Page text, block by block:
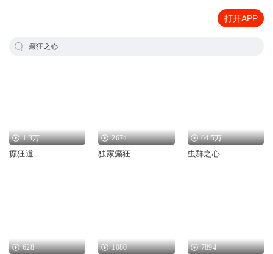
打开APP
癫狂之心
1.3万
癫狂道
2674
独家癫狂
64.5万
虫群之心
628 1080 7894